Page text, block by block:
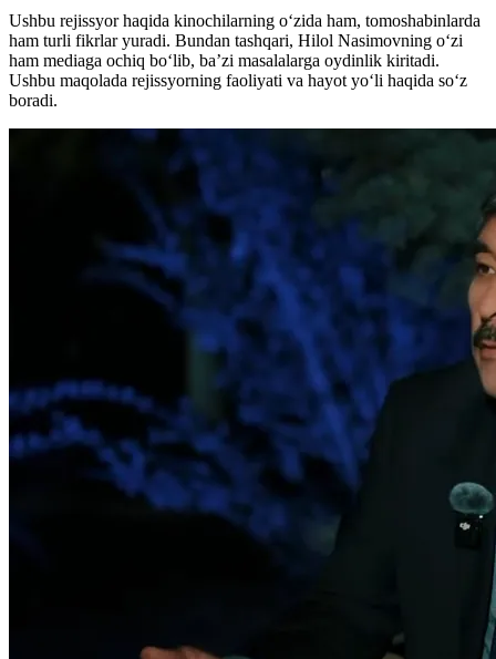
Ushbu rejissyor haqida kinochilarning oʻzida ham, tomoshabinlarda
ham turli fikrlar yuradi. Bundan tashqari, Hilol Nasimovning oʻzi
ham mediaga ochiq boʻlib, ba’zi masalalarga oydinlik kiritadi.
Ushbu maqolada rejissyorning faoliyati va hayot yoʻli haqida soʻz
boradi.